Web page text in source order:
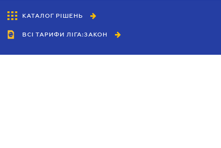
КАТАЛОГ РІШЕНЬ
ВСІ ТАРИФИ ЛІГА:ЗАКОН